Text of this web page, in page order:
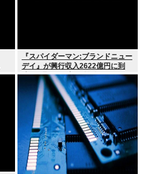
『スパイダーマン:ブランドニュー
デイ』が興行収入2622億円に到
達！2週目も好調に推移へ